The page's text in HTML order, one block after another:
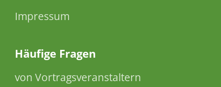
Impressum
Häufige Fragen
von Vortragsveranstaltern